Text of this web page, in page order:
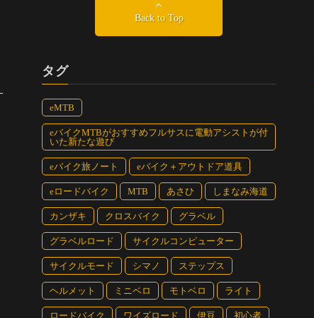
Back to Top
タグ
eMTB
eバイクMTBがおすすめフルサスに電動アシストが付
いた新たな遊び
eバイク旅ノート eバイク＋アウトドア道具
eロードバイク MTB あさひ しまなみ海道
カンザキ クロスバイク グラベル
グラベルロード サイクルコンピューター
サイクルモード シマノ ステップス
ヘルメット ミニベロ モトベロ ライト
ロードバイク ワイズロード 伊豆 初心者